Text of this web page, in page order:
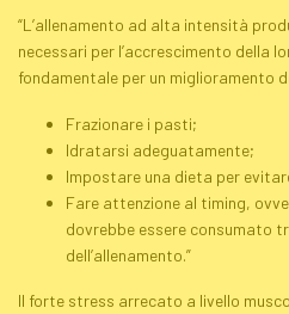
“L’allenamento ad alta intensità
necessari per l’accrescimento della
fondamentale per un miglioramento
Frazionare i pasti;
Idratarsi adeguatamente;
Impostare una dieta per
Fare attenzione al timing,
dovrebbe essere consumato
dell’allenamento.”
Il forte stress arrecato a livello